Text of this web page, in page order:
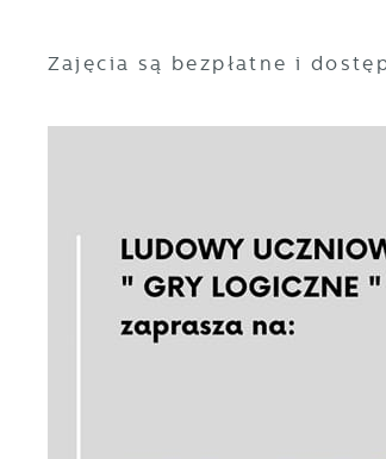
Zajęcia są bezpłatne i